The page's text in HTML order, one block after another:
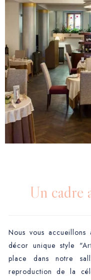
Un cadre
Nous vous
décor unique style
place dans notre
reproduction de la